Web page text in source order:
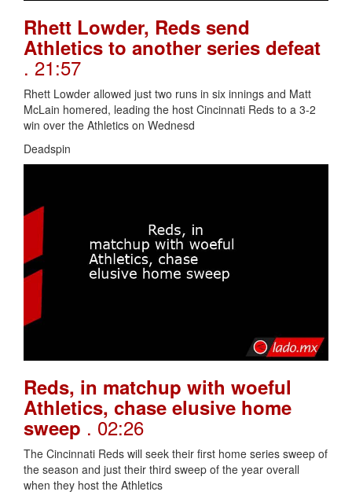
Rhett Lowder, Reds send
Athletics to another series defeat
. 21:57
Rhett Lowder allowed just two runs in six innings and Matt
McLain homered, leading the host Cincinnati Reds to a 3-2
win over the Athletics on Wednesd
Deadspin
Reds, in matchup with woeful
Athletics, chase elusive home
sweep . 02:26
The Cincinnati Reds will seek their first home series sweep of
the season and just their third sweep of the year overall
when they host the Athletics